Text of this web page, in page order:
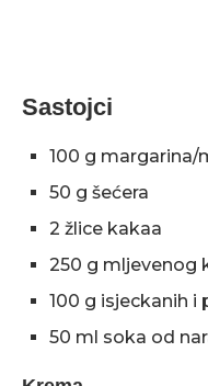
Sastojci
100 g margarina/
50 g šećera
2 žlice kakaa
250 g mljevenog
100 g isjeckanih i
50 ml soka od